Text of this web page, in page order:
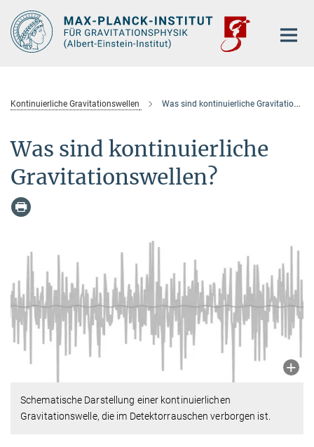
Hauptinhalt
Kontinuierliche Gravitationswellen Was sind kontinuierliche Gravitationswellen?
Was sind kontinuierliche
Gravitationswellen?
Schematische Darstellung einer kontinuierlichen
Gravitationswelle, die im Detektorrauschen verborgen ist.